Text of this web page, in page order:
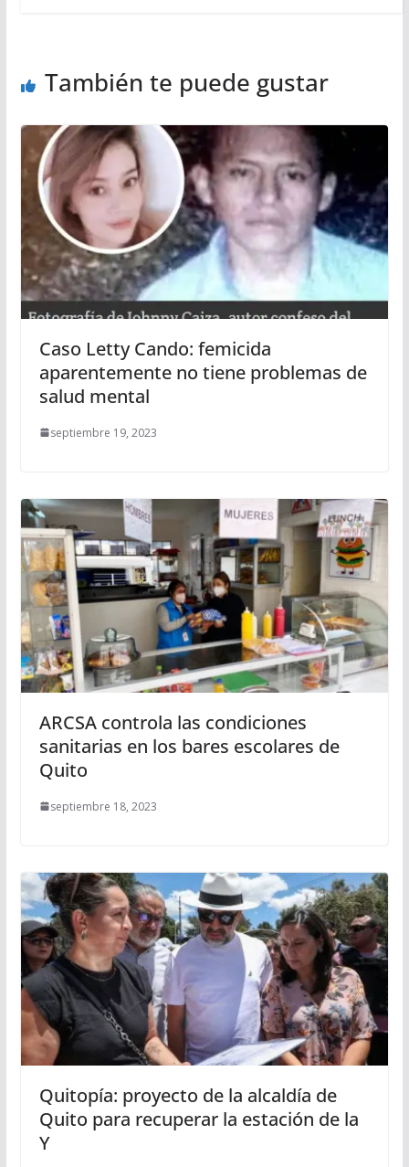
También te puede gustar
Caso Letty Cando: femicida
aparentemente no tiene problemas de
salud mental
septiembre 19, 2023
ARCSA controla las condiciones
sanitarias en los bares escolares de
Quito
septiembre 18, 2023
Quitopía: proyecto de la alcaldía de
Quito para recuperar la estación de la
Y